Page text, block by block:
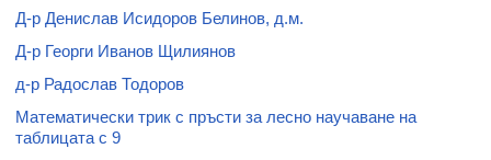
Д-р Денислав Исидоров Белинов, д.м.
Д-р Георги Иванов Щилиянов
д-р Радослав Тодоров
Математически трик с пръсти за лесно научаване на
таблицата с 9